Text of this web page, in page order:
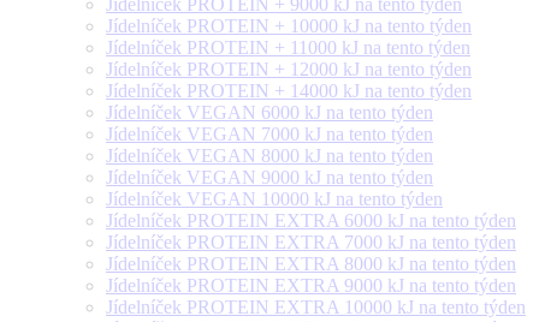
Jídelníček PROTEIN + 9000 kJ na tento týden
Jídelníček PROTEIN + 10000 kJ na tento týden
Jídelníček PROTEIN + 11000 kJ na tento týden
Jídelníček PROTEIN + 12000 kJ na tento týden
Jídelníček PROTEIN + 14000 kJ na tento týden
Jídelníček VEGAN 6000 kJ na tento týden
Jídelníček VEGAN 7000 kJ na tento týden
Jídelníček VEGAN 8000 kJ na tento týden
Jídelníček VEGAN 9000 kJ na tento týden
Jídelníček VEGAN 10000 kJ na tento týden
Jídelníček PROTEIN EXTRA 6000 kJ na tento týden
Jídelníček PROTEIN EXTRA 7000 kJ na tento týden
Jídelníček PROTEIN EXTRA 8000 kJ na tento týden
Jídelníček PROTEIN EXTRA 9000 kJ na tento týden
Jídelníček PROTEIN EXTRA 10000 kJ na tento týden